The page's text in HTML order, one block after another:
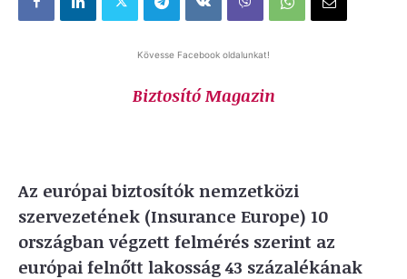
Kövesse Facebook oldalunkat!
Biztosító Magazin
Az európai biztosítók nemzetközi
szervezetének (Insurance Europe) 10
országban végzett felmérés szerint az
európai felnőtt lakosság 43 százalékának